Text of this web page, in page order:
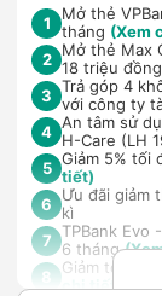
1
Mở thẻ
tháng (Xem
2 Mở thẻ Max
18 triệu đồng
3 Trả góp 4
với công ty
4 An tâm sử
H-Care (LH
5 Giảm 5% tối
tiết)
6
Ưu đãi giảm
kì
7
TPBank Evo
6 tháng
8
Giảm tới
chi tiết)